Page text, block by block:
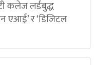
कलेज लर्डबुद्ध
र ‘डिजिटल